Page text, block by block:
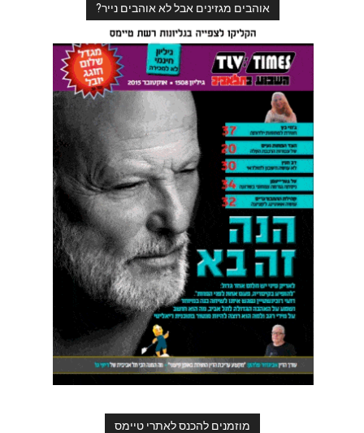
אוהבים מגזינים אבל לא אוהבים נייר?
מוזמנים להכנס לאתרי טיימס